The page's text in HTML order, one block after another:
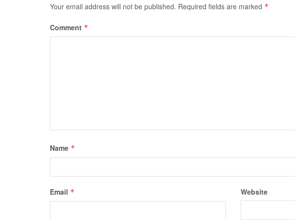
Your email address will not be published. Required fields are marked *
Comment *
Name *
Email * Website